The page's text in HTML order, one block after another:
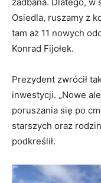
Osiedla, ruszamy z
tam aż 11 nowych
Konrad Fijołek.
Prezydent zwrócił
inwestycji. „Nowe
poruszania się po
starszych oraz
podkreślił.